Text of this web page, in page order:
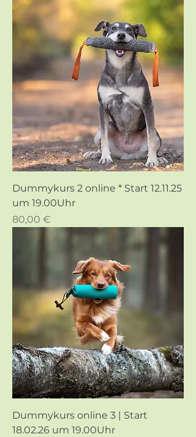
Dummykurs 2 online * Start 12.11.25
um 19.00Uhr
Preis
80,00 €
Dummykurs online 3 | Start
18.02.26 um 19.00Uhr